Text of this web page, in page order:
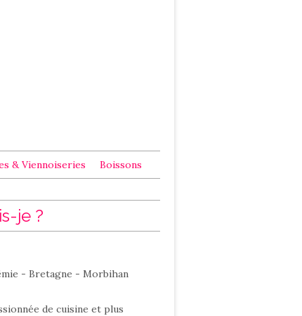
& Viennoiseries Boissons
je ?
- Bretagne - Morbihan
de cuisine et plus